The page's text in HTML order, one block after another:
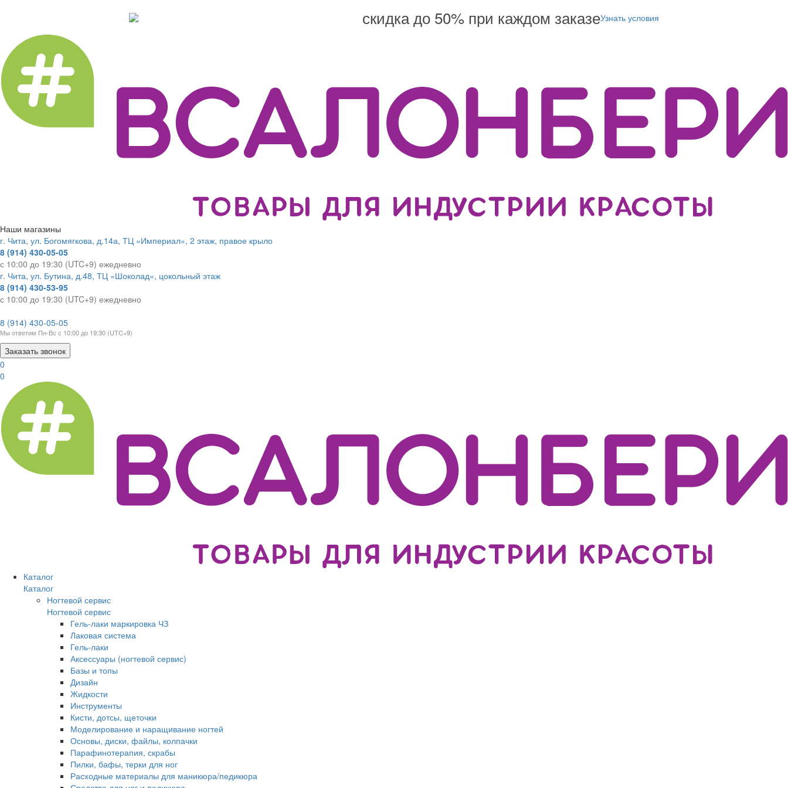
скидка до 50% при каждом заказеУзнать условия
Наши магазины
г. Чита, ул. Богомягкова, д.14а, ТЦ «Империал», 2 этаж, правое крыло
8 (914) 430-05-05
с 10:00 до 19:30 (UTC+9) ежедневно
г. Чита, ул. Бутина, д.48, ТЦ «Шоколад», цокольный этаж
8 (914) 430-53-95
с 10:00 до 19:30 (UTC+9) ежедневно
8 (914) 430-05-05
Мы ответим Пн-Вс с 10:00 до 19:30 (UTC+9)
Заказать звонок
0
0
Каталог
Каталог
Ногтевой сервис
Ногтевой сервис
Гель-лаки маркировка ЧЗ
Лаковая система
Гель-лаки
Аксессуары (ногтевой сервис)
Базы и топы
Дизайн
Жидкости
Инструменты
Кисти, дотсы, щеточки
Моделирование и наращивание ногтей
Основы, диски, файлы, колпачки
Парафинотерапия, скрабы
Пилки, бафы, терки для ног
Расходные материалы для маникюра/педикюра